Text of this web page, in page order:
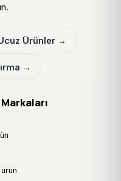
Ürünler →
→